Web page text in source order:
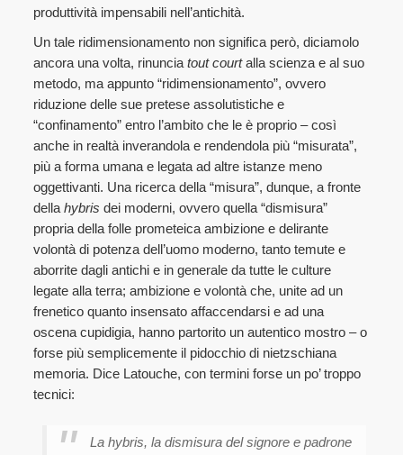
produttività impensabili nell’antichità.
Un tale ridimensionamento non significa però, diciamolo
ancora una volta, rinunciatout courtalla scienza e al suo
metodo, ma appunto “ridimensionamento”, ovvero
riduzione delle sue pretese assolutistiche e
“confinamento” entro l’ambito che le è proprio – così
anche in realtà inverandola e rendendola più “misurata”,
più a forma umana e legata ad altre istanze meno
oggettivanti. Una ricerca della “misura”, dunque, a fronte
dellahybris dei moderni, ovvero quella “dismisura”
propria della folle prometeica ambizione e delirante
volontà di potenza dell’uomo moderno, tanto temute e
aborrite dagli antichi e in generale da tutte le culture
legate alla terra; ambizione e volontà che, unite ad un
frenetico quanto insensato affaccendarsi e ad una
oscena cupidigia, hanno partorito un autentico mostro – o
forse più semplicemente il pidocchio di nietzschiana
memoria. Dice Latouche, con termini forse un po’ troppo
tecnici:
La hybris, la dismisura del signore e padrone